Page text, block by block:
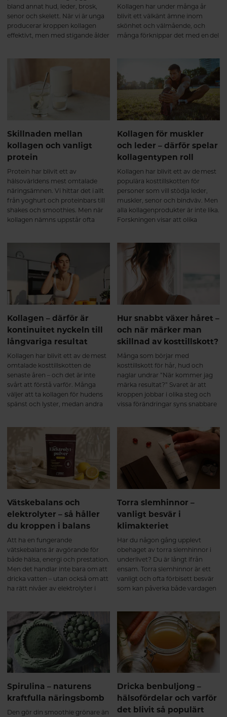
visat att kollagenpeptider, i
kombination med styrketräning,
kan stödja muskelmassa och
styrkeutveckling. Detta tros
bindväven som omger och
stödjer musklerna⁵. Efter 6
månader – långsiktigt stöd för
muskler och leder Kollagen
omsätts långsamt i kroppen,
vilket gör att kontinuitet är viktig.
Vid regelbundet intag under flera
månader visar forskning att
kollagen kan bidra till en fortsatt
positiv utveckling av broskets
och bindvävens kvalitet samt ge
ett långsiktigt stöd för
ledfunktionen⁶. Många upplever
då att kroppen känns: ✔ mer
rörlig ✔ stabilare i lederna ✔
bättre rustad för både träning
och vardagens belastning Det
byggstenar över tid. Varför välja
ett multikollagen? Ett
multikollagen kombinerar
kollagen från flera naturliga källor
och innehåller kollagen typ I, II
och III. Eftersom kollagenet är
hydrolyserat bryts det ner till
mindre peptider som kroppen
Kombinationen av flera
kollagenkällor ger dessutom en
bred aminosyraprofil som passar
kroppens olika
bindvävsstrukturer. Många
multikollagen är dessutom
berikade med vitamin C, som
bidrar till normal kollagenbildning
spelar roll För att kroppen ska
kunna bilda kollagen behövs mer
än bara kollagenpeptider. Ett bra
resultat bygger på flera faktorer:
✔ Tillräckligt med vitamin C, som
bidrar till normal
kollagenbildning. ✔ Regelbunden
rörelse och styrketräning, som
stimulerar muskler och bindväv.
✔ Tillräckligt protein i kosten. ✔
God sömn och återhämtning.
Precis som annan vävnad i
kroppen byggs kollagen upp
successivt. Därför ger
regelbunden användning under
flera månader bäst
förutsättningar. Sammanfattning
Kollagenpeptider verkar genom
stimulera kroppens naturliga
kollagenomsättning. De första
veckorna Kroppen tar upp
kollagenpeptider och påbörjar
uppbyggnaden av bindväv. Efter
2–3 månader Många upplever
ökad rörlighet, mindre stelhet
och bättre återhämtning. Efter 6
månader Långsiktigt stöd för
brosk, senor, ligament och
muskler som en del av en aktiv
bland annat hud, leder, brosk,
senor och skelett. När vi är unga
producerar kroppen kollagen
effektivt, men med stigande ålder
mer märkbara efter 40 års ålder,
då kroppens förmåga att bilda
nytt kollagen inte längre håller
samma takt som tidigare.
Kollagen har under många år
blivit ett välkänt ämne inom
skönhet och välmående, och
många förknippar det med en del
mycket mer än så.
Skillnaden mellan
kollagen och vanligt
protein
Protein har blivit ett av
hälsovärldens mest omtalade
näringsämnen. Vi hittar det i allt
från yoghurt och proteinbars till
shakes och smoothies. Men när
kollagen nämns uppstår ofta
Kollagen för muskler
och leder – därför spelar
kollagentypen roll
Kollagen har blivit ett av de mest
populära kosttillskotten för
personer som vill stödja leder,
muskler, senor och bindväv. Men
alla kollagenprodukter är inte lika.
Forskningen visar att olika
produkt som kombinerar flera
typer av kollagen kan erbjuda
bredare stöd än ett enskilt
kollagen. För den som vill
bibehålla rörlighet, styrka och en
aktiv livsstil kan valet av kollagen
därför spela stor roll.
Kollagen – därför är
kontinuitet nyckeln till
långvariga resultat
Kollagen har blivit ett av de mest
omtalade kosttillskotten de
senaste åren – och det är inte
svårt att förstå varför. Många
väljer att ta kollagen för hudens
spänst och lyster, medan andra
Men något som ofta glöms bort i
diskussionen är att kollagen inte
handlar om snabba lösningar. För
att verkligen uppleva skillnad är
kontinuitet en av de viktigaste
faktorerna.
Hur snabbt växer håret –
och när märker man
skillnad av kosttillskott?
Många som börjar med
kosttillskott för hår, hud och
naglar undrar ”När kommer jag
märka resultat?” Svaret är att
kroppen jobbar i olika steg och
vissa förändringar syns snabbare
Vätskebalans och
elektrolyter – så håller
du kroppen i balans
Att ha en fungerande
vätskebalans är avgörande för
både hälsa, energi och prestation.
Men det handlar inte bara om att
dricka vatten – utan också om att
ha rätt nivåer av elektrolyter i
Torra slemhinnor –
vanligt besvär i
klimakteriet
Har du någon gång upplevt
obehaget av torra slemhinnor i
underlivet? Du är långt ifrån
ensam. Torra slemhinnor är ett
vanligt och ofta förbisett besvär
som kan påverka både vardagen
men är särskilt vanliga vid
hormonella förändringar – som
under klimakteriet eller amning.
Det handlar inte bara om
underlivet – även ögon och mun
kan drabbas. Att förstå varför det
händer och vad du kan göra åt
det är ett första steg mot att må
bä
Spirulina – naturens
kraftfulla näringsbomb
Den gör din smoothie grönare än
Dricka benbuljong –
hälsofördelar och varför
det blivit så populärt